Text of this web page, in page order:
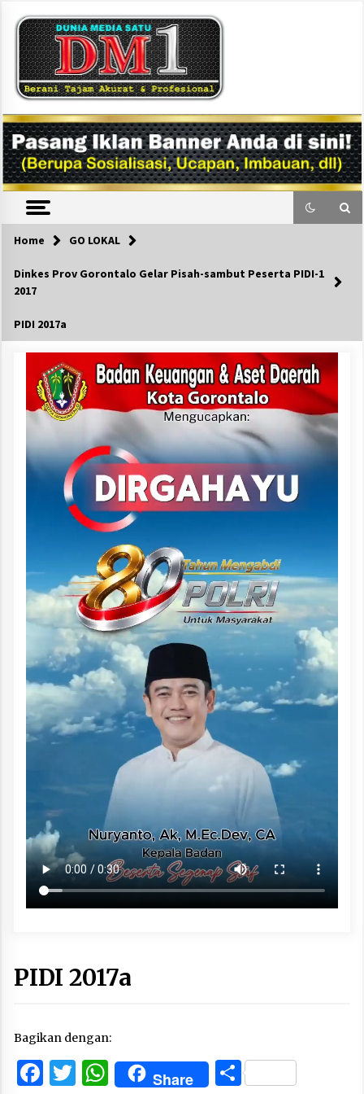
content
DM1
Home GO LOKAL
Dinkes Prov Gorontalo Gelar Pisah-sambut Peserta PIDI-1
2017
PIDI 2017a
PIDI 2017a
Bagikan dengan:
Facebook
Twitter
WhatsApp
Share Share